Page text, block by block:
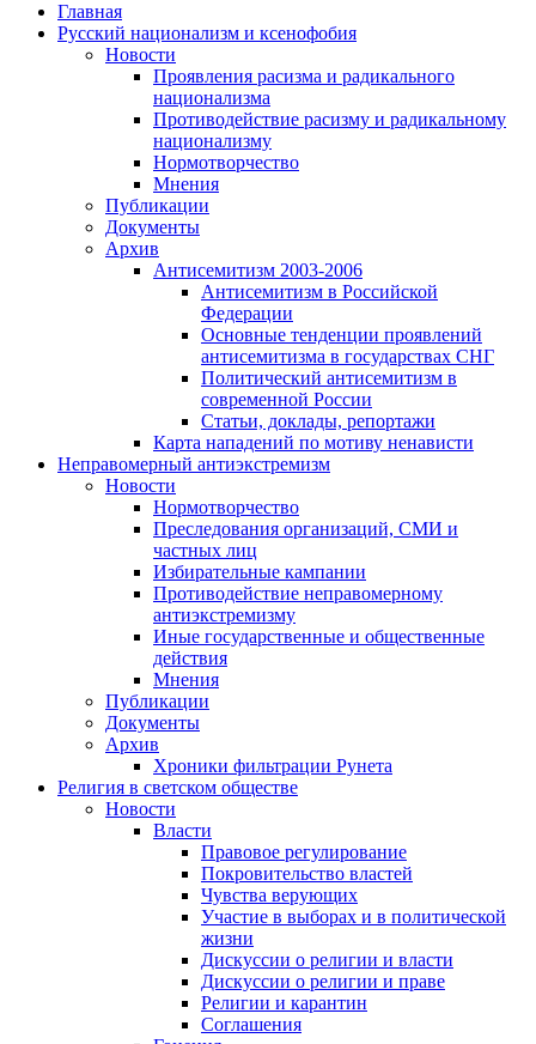
Главная
Русский национализм и ксенофобия
Новости
Проявления расизма и радикального
национализма
Противодействие расизму и радикальному
национализму
Нормотворчество
Мнения
Публикации
Документы
Архив
Антисемитизм 2003-2006
Антисемитизм в Российской
Федерации
Основные тенденции проявлений
антисемитизма в государствах СНГ
Политический антисемитизм в
современной России
Статьи, доклады, репортажи
Карта нападений по мотиву ненависти
Неправомерный антиэкстремизм
Новости
Нормотворчество
Преследования организаций, СМИ и
частных лиц
Избирательные кампании
Противодействие неправомерному
антиэкстремизму
Иные государственные и общественные
действия
Мнения
Публикации
Документы
Архив
Хроники фильтрации Рунета
Религия в светском обществе
Новости
Власти
Правовое регулирование
Покровительство властей
Чувства верующих
Участие в выборах и в политической
жизни
Дискуссии о религии и власти
Дискуссии о религии и праве
Религии и карантин
Соглашения